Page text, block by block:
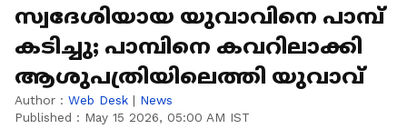
സ്വദേശിയായ യുവാവിനെ പാമ്പ്
കടിച്ചു; പാമ്പിനെ കവറിലാക്കി
ആശുപത്രിയിലെത്തി യുവാവ്
Author : Web Desk | News
Published : May 15 2026, 05:00 AM IST